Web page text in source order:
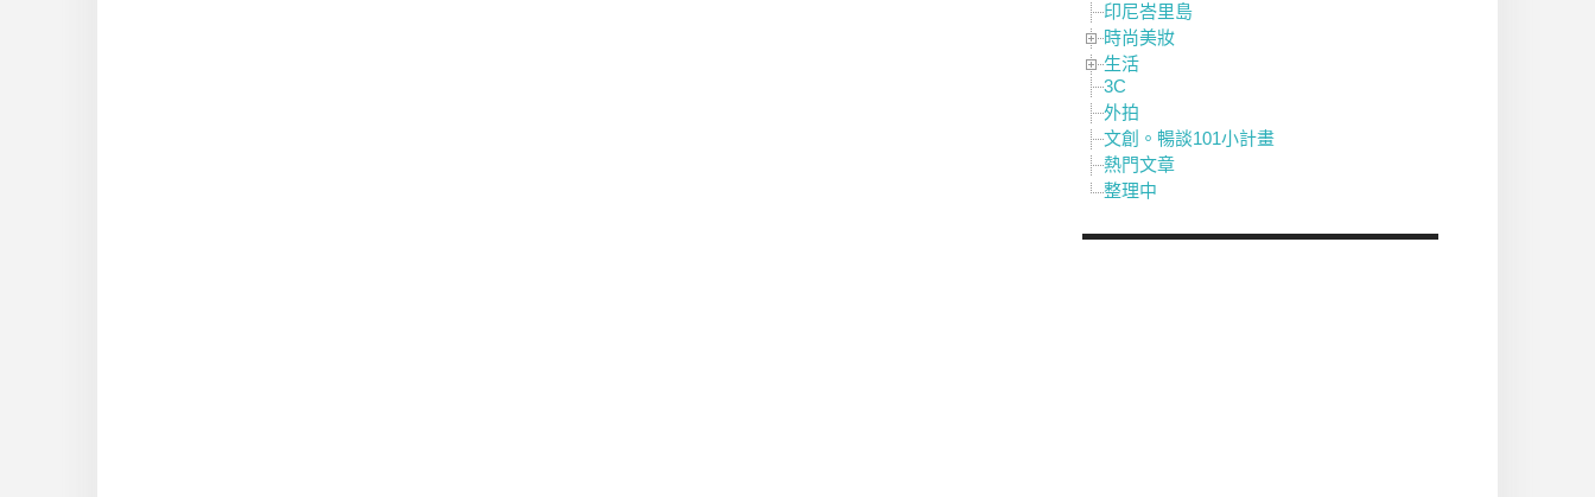
印尼峇里島
時尚美妝
生活
3C
外拍
文創。暢談101小計畫
熱門文章
整理中